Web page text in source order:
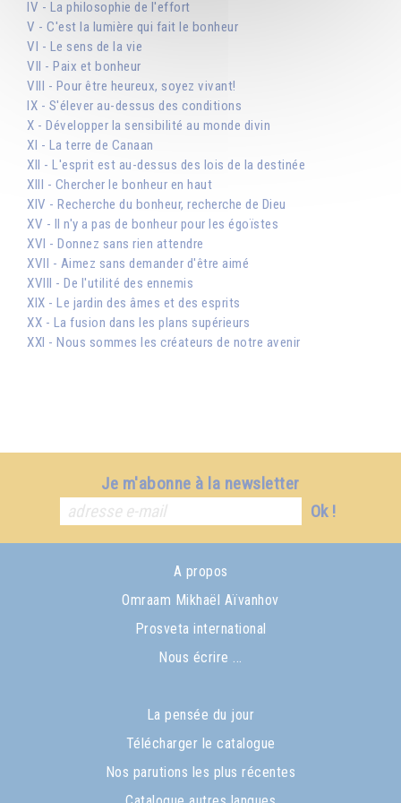
IV - La philosophie de l'effort
V - C'est la lumière qui fait le bonheur
VI - Le sens de la vie
VII - Paix et bonheur
VIII - Pour être heureux, soyez vivant!
IX - S'élever au-dessus des conditions
X - Développer la sensibilité au monde divin
XI - La terre de Canaan
XII - L'esprit est au-dessus des lois de la destinée
XIII - Chercher le bonheur en haut
XIV - Recherche du bonheur, recherche de Dieu
XV - Il n'y a pas de bonheur pour les égoïstes
XVI - Donnez sans rien attendre
XVII - Aimez sans demander d'être aimé
XVIII - De l'utilité des ennemis
XIX - Le jardin des âmes et des esprits
XX - La fusion dans les plans supérieurs
XXI - Nous sommes les créateurs de notre avenir
Je m'abonne à la newsletter
Ok !
A propos
Omraam Mikhaël Aïvanhov
Prosveta international
Nous écrire ...
La pensée du jour
Télécharger le catalogue
Nos parutions les plus récentes